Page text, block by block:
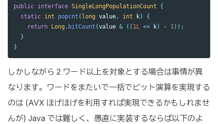
public interface SingleLongPopulationCount
{
static int popcnt ( long value, int k)
{
return
Long . bitCount (value & (( 1L << k) - 1));
}
}
しかしながら 2 ワード以上を対象とする場合は事情が異
なります。ワードをまたいで一括でビット演算を実現する
のは (AVX ほげほげを利用すれば実現できるかもしれませ
んが) Java では難しく、愚直に実装するならば以下のよ